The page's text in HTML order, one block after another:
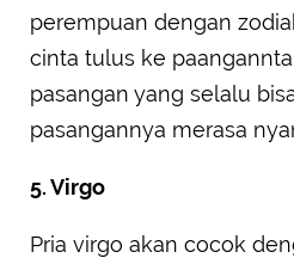
perempuan dengan
cinta tulus ke
pasangan yang selalu
pasangannya merasa
5. Virgo
Pria virgo akan cocok